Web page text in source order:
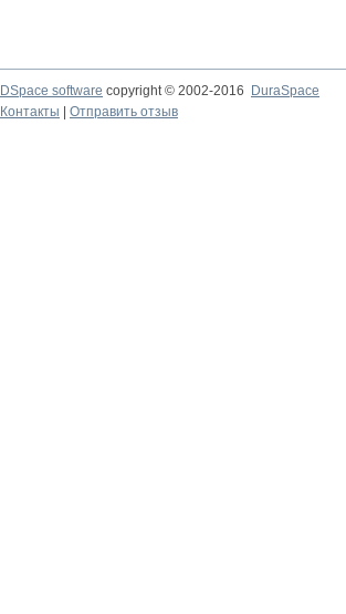
DSpace software copyright © 2002-2016
DuraSpace
Контакты
Отправить отзыв